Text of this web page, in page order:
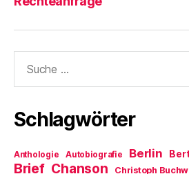
nach:
Schlagwörter
Anthologie Autobiografie Berlin
Brief Chanson Christoph